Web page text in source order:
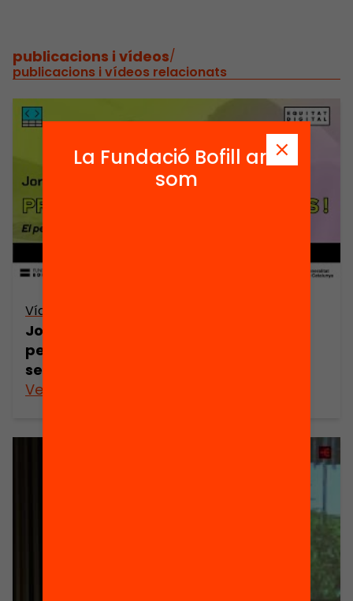
publicacions i vídeos/
publicacions i vídeos relacionats
Vídeo
Jornada Programem Oportunitats! El
pensament computacional creatiu al
servei de l’equitat
Veure’n més
La Fundació Bofill ara
som